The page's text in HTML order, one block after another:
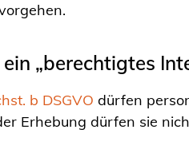
„berechtigtes
b DSGVO dürfen
Erhebung dürfen sie